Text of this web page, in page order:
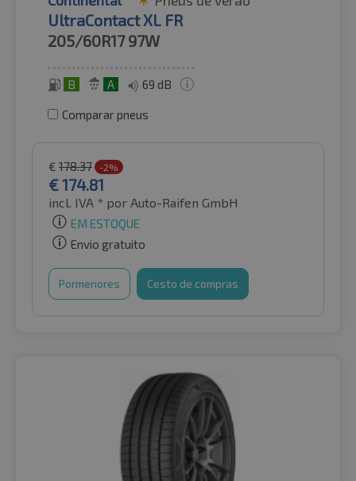
UltraContact XL FR
205/60R17 97W
B A 69 dB
Comparar pneus
€ 178.37 -2%
€174.81
incl. IVA * por Auto-Raifen GmbH
EM ESTOQUE
Envio gratuito
Pormenores Cesto de compras